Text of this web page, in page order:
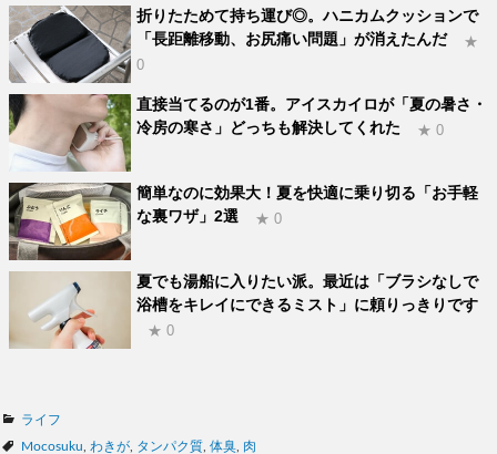
折りたためて持ち運び◎。ハニカムクッションで
「長距離移動、お尻痛い問題」が消えたんだ
★
0
直接当てるのが1番。アイスカイロが「夏の暑さ・
冷房の寒さ」どっちも解決してくれた
★ 0
簡単なのに効果大！夏を快適に乗り切る「お手軽
な裏ワザ」2選
★ 0
夏でも湯船に入りたい派。最近は「ブラシなしで
浴槽をキレイにできるミスト」に頼りっきりです
★ 0
カ
テ
ライフ
タ
Mocosuku わきが タンパク質 体臭 肉